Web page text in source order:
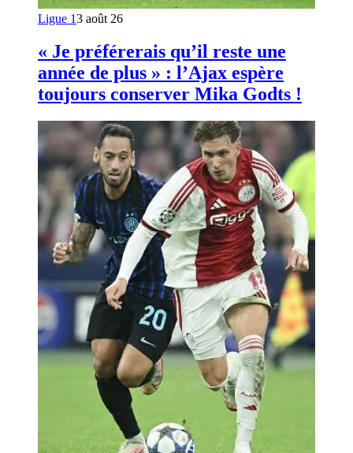
Ligue 13 août 26
« Je préférerais qu’il reste une
année de plus » : l’Ajax espère
toujours conserver Mika Godts !